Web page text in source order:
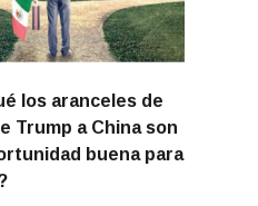
los aranceles de
Trump a China son
buena para